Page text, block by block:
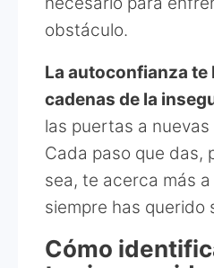
obstáculo.
La autoconfianza te
cadenas de la
las puertas a
Cada paso que das,
sea, te acerca más
siempre has querido
Cómo